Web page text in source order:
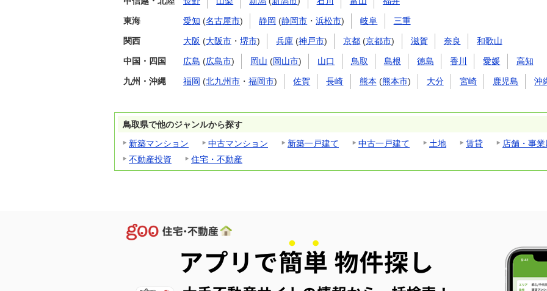
東海 愛知 (名古屋市) 静岡 (静岡市 ・浜松市) 岐阜 三重
関西 大阪 (大阪市 ・ 堺市) 兵庫 (神戸市) 京都 (京都市) 滋賀 奈良 和歌山
中国・四国 広島 (広島市) 岡山 (岡山市) 山口 鳥取 島根 徳島 香川 愛媛 高知
九州・沖縄 福岡 (北九州市 ・ 福岡市) 佐賀 長崎 熊本 (熊本市) 大分 宮崎 鹿児島 沖
鳥取県で他のジャンルから探す
新築マンション
中古マンション 新築一戸建て 中古一戸建て 土地 賃貸
店舗・事業
不動産投資
住宅・不動産